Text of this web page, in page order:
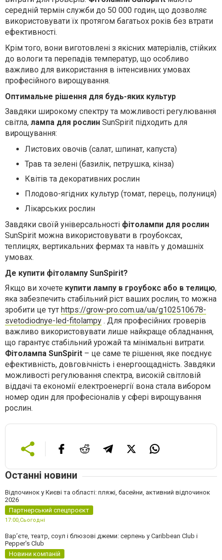
середній термін служби до 50 000 годин, що дозволяє
використовувати їх протягом багатьох років без втрати
ефективності.
Крім того, вони виготовлені з якісних матеріалів, стійких
до вологи та перепадів температур, що особливо
важливо для використання в інтенсивних умовах
професійного вирощування.
Оптимальне рішення для будь-яких культур
Завдяки широкому спектру та можливості регулювання
світла, лампа для рослин SunSpirit підходить для
вирощування:
Листових овочів (салат, шпинат, капуста)
Трав та зелені (базилік, петрушка, кінза)
Квітів та декоративних рослин
Плодово-ягідних культур (томат, перець, полуниця)
Лікарських рослин
Завдяки своїй універсальності фітолампи для рослин
SunSpirit можна використовувати в гроубоксах,
теплицях, вертикальних фермах та навіть у домашніх
умовах.
Де купити фітолампу SunSpirit?
Якщо ви хочете купити лампу в гроубокс або в телицю,
яка забезпечить стабільний ріст ваших рослин, то можна
зробити це тут https://grow-pro.com.ua/ua/g102510678-
svetodiodnye-led-fitolampy . Для професійних гроверів
важливо використовувати лише найкраще обладнання,
що гарантує стабільний урожай та мінімальні витрати.
Фітолампа SunSpirit – це саме те рішення, яке поєднує
ефективність, довговічність і енергоощадність. Завдяки
можливості регулювання спектра, високій світловій
віддачі та економії електроенергії вона стала вибором
номер один для професіоналів у сфері вирощування
рослин.
Останні новини
Відпочинок у Києві та області: пляжі, басейни, активний відпочинок
2026
Партнерський спецпроєкт
17:00,Сьогодні
Вар’єте, театр, соул і блюзові джеми: серпень у Caribbean Club і
Pepper's Club
Новини компаній